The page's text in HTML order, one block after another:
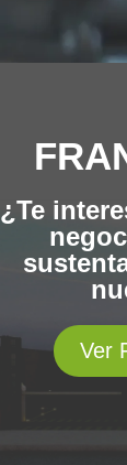
¿Te
Ver